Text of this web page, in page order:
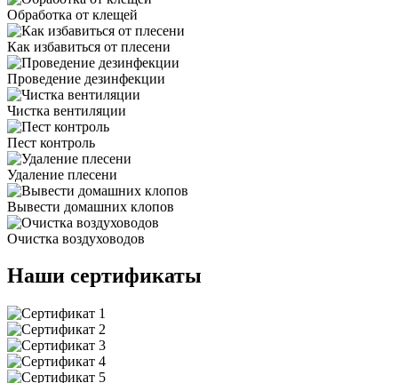
Обработка от клещей
Как избавиться от плесени
Проведение дезинфекции
Чистка вентиляции
Пест контроль
Удаление плесени
Вывести домашних клопов
Очистка воздуховодов
Наши сертификаты